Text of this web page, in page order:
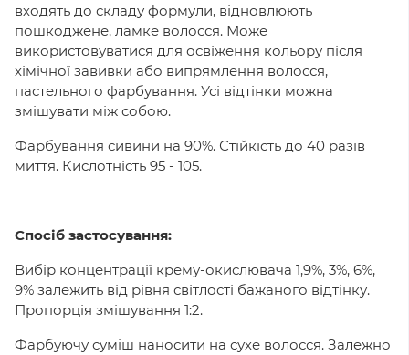
входять до складу формули, відновлюють
пошкоджене, ламке волосся. Може
використовуватися для освіження кольору після
хімічної завивки або випрямлення волосся,
пастельного фарбування. Усі відтінки можна
змішувати між собою.
Фарбування сивини на 90%. Стійкість до 40 разів
миття. Кислотність 95 - 105.
Спосіб застосування:
Вибір концентрації крему-окислювача 1,9%, 3%, 6%,
9% залежить від рівня світлості бажаного відтінку.
Пропорція змішування 1:2.
Фарбуючу суміш наносити на сухе волосся. Залежно